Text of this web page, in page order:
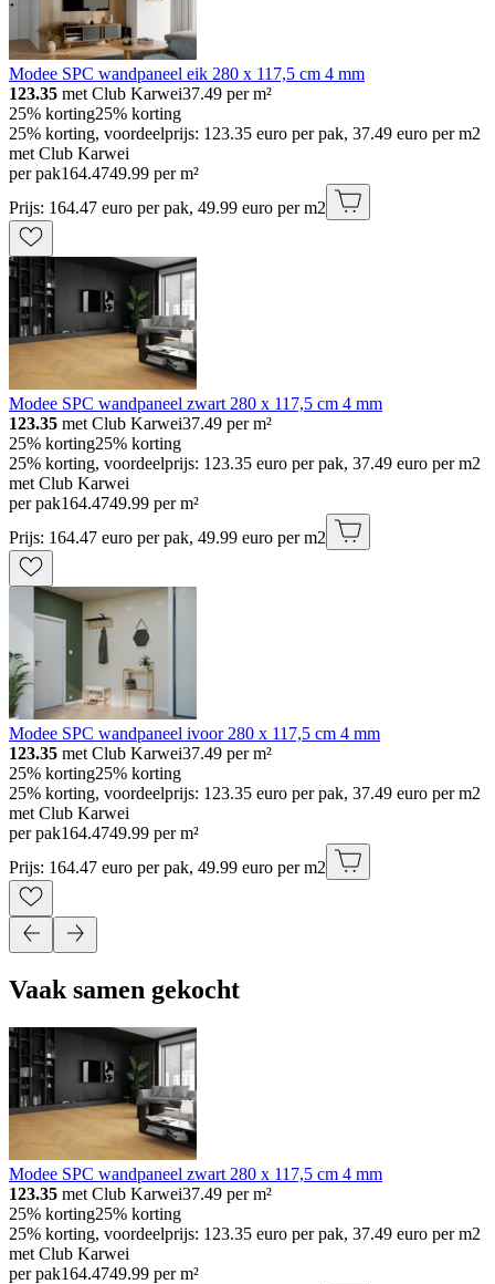
Modee SPC wandpaneel eik 280 x 117,5 cm 4 mm
123.35 met Club Karwei37.49 per m²
25% korting25% korting
25% korting, voordeelprijs: 123.35 euro per pak, 37.49 euro per m2
met Club Karwei
per pak164.4749.99 per m²
Prijs: 164.47 euro per pak, 49.99 euro per m2
Modee SPC wandpaneel zwart 280 x 117,5 cm 4 mm
123.35 met Club Karwei37.49 per m²
25% korting25% korting
25% korting, voordeelprijs: 123.35 euro per pak, 37.49 euro per m2
met Club Karwei
per pak164.4749.99 per m²
Prijs: 164.47 euro per pak, 49.99 euro per m2
Modee SPC wandpaneel ivoor 280 x 117,5 cm 4 mm
123.35 met Club Karwei37.49 per m²
25% korting25% korting
25% korting, voordeelprijs: 123.35 euro per pak, 37.49 euro per m2
met Club Karwei
per pak164.4749.99 per m²
Prijs: 164.47 euro per pak, 49.99 euro per m2
Vaak samen gekocht
Modee SPC wandpaneel zwart 280 x 117,5 cm 4 mm
123.35 met Club Karwei37.49 per m²
25% korting25% korting
25% korting, voordeelprijs: 123.35 euro per pak, 37.49 euro per m2
met Club Karwei
per pak164.4749.99 per m²